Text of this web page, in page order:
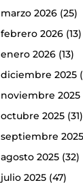
marzo 2026(25)
febrero 2026(13)
enero 2026(13)
diciembre 2025
noviembre 2025
octubre 2025(31)
septiembre 2025
agosto 2025(32)
julio 2025(47)